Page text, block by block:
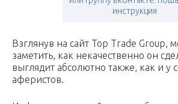
инструкция
Взглянув на сайт Top Trade Group,
заметить, как некачественно он
выглядит абсолютно также, как и у
аферистов.